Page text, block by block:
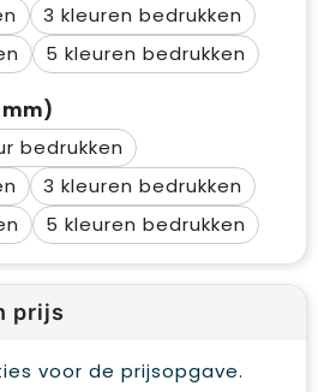
3
5
3
5
prijs
voor de prijsopgave.